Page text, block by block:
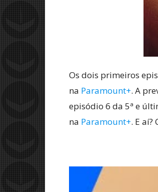
Os dois primeiros
na Paramount+. A
episódio 6 da 5ª e
na Paramount+. E